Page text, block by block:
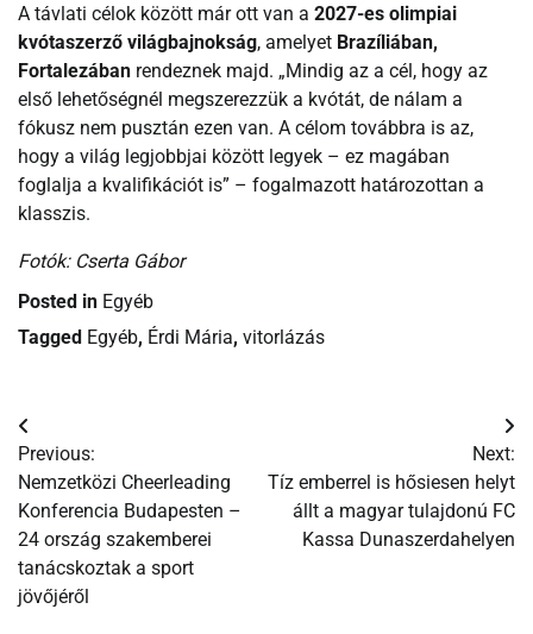
A távlati célok között már ott van a 2027-es olimpiai
kvótaszerző világbajnokság, amelyet Brazíliában,
Fortalezában rendeznek majd. „Mindig az a cél, hogy az
első lehetőségnél megszerezzük a kvótát, de nálam a
fókusz nem pusztán ezen van. A célom továbbra is az,
hogy a világ legjobbjai között legyek – ez magában
foglalja a kvalifikációt is” – fogalmazott határozottan a
klasszis.
Fotók: Cserta Gábor
Posted in Egyéb
Tagged Egyéb, Érdi Mária, vitorlázás
Bejegyzés
navigáció
Previous:
Nemzetközi Cheerleading
Konferencia Budapesten –
24 ország szakemberei
tanácskoztak a sport
jövőjéről
Next:
Tíz emberrel is hősiesen helyt
állt a magyar tulajdonú FC
Kassa Dunaszerdahelyen